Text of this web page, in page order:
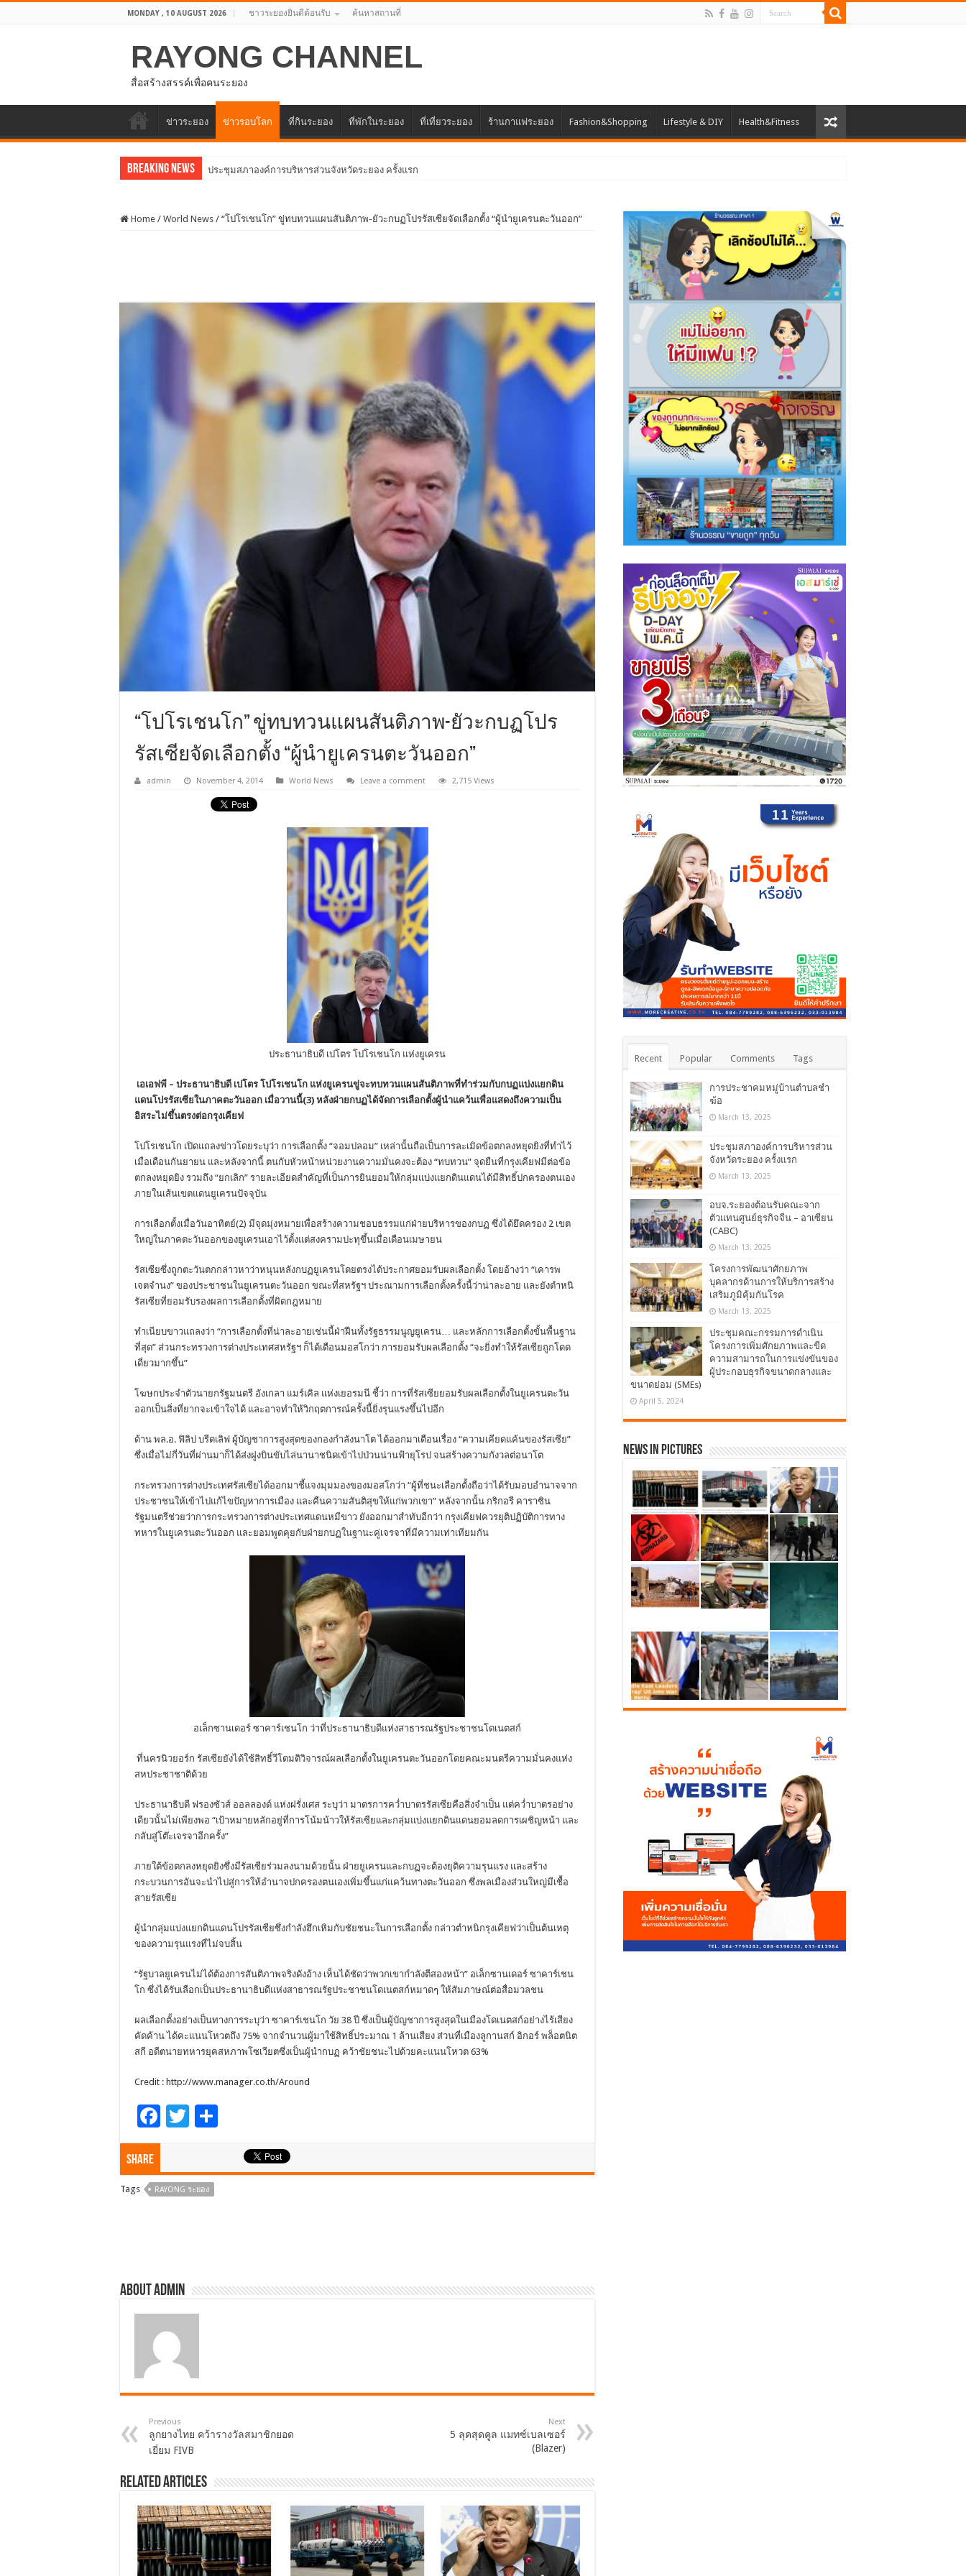
MONDAY , 10 AUGUST 2026 ชาวระยองยินดีต้อนรับ ค้นหาสถานที่
RAYONG CHANNEL
สื่อสร้างสรรค์เพื่อคนระยอง
ข่าวระยอง ข่าวรอบโลก ที่กินระยอง ที่พักในระยอง ที่เที่ยวระยอง ร้านกาแฟระยอง Fashion&Shopping Lifestyle & DIY Health&Fitness
Breaking News อบจ.ระยองต้อนรับคณะจากตัวแท
Home / World News / “โปโรเชนโก” ขู่ทบทวนแผนสันติภาพ-ยัวะกบฏโปรรัสเซียจัดเลือกตั้ง “ผู้นำยูเครนตะวันออก”
“โปโรเชนโก” ขู่ทบทวนแผนสันติภาพ-ยัวะกบฏโปร
รัสเซียจัดเลือกตั้ง “ผู้นำยูเครนตะวันออก”
admin November 4, 2014 World News Leave a comment 2,715 Views
ประธานาธิบดี เปโตร โปโรเชนโก แห่งยูเครน
เอเอฟพี – ประธานาธิบดี เปโตร โปโรเชนโก แห่งยูเครนขู่จะทบทวนแผนสันติภาพที่ทำร่วมกับกบฏแบ่งแยกดิน
แดนโปรรัสเซียในภาคตะวันออก เมื่อวานนี้(3) หลังฝ่ายกบฏได้จัดการเลือกตั้งผู้นำแคว้นเพื่อแสดงถึงความเป็น
อิสระไม่ขึ้นตรงต่อกรุงเคียฟ
โปโรเชนโก เปิดแถลงข่าวโดยระบุว่า การเลือกตั้ง “จอมปลอม” เหล่านั้นถือเป็นการละเมิดข้อตกลงหยุดยิงที่ทำไว้
เมื่อเดือนกันยายน และหลังจากนี้ ตนกับหัวหน้าหน่วยงานความมั่นคงจะต้อง “ทบทวน” จุดยืนที่กรุงเคียฟมีต่อข้อ
ตกลงหยุดยิง รวมถึง “ยกเลิก” รายละเอียดสำคัญที่เป็นการยินยอมให้กลุ่มแบ่งแยกดินแดนได้มีสิทธิ์ปกครองตนเอง
ภายในเส้นเขตแดนยูเครนปัจจุบัน
การเลือกตั้งเมื่อวันอาทิตย์(2) มีจุดมุ่งหมายเพื่อสร้างความชอบธรรมแก่ฝ่ายบริหารของกบฏ ซึ่งได้ยึดครอง 2 เขต
ใหญ่ในภาคตะวันออกของยูเครนเอาไว้ตั้งแต่สงครามปะทุขึ้นเมื่อเดือนเมษายน
รัสเซียซึ่งถูกตะวันตกกล่าวหาว่าหนุนหลังกบฏยูเครนโดยตรงได้ประกาศยอมรับผลเลือกตั้ง โดยอ้างว่า “เคารพ
เจตจำนง” ของประชาชนในยูเครนตะวันออก ขณะที่สหรัฐฯ ประณามการเลือกตั้งครั้งนี้ว่าน่าละอาย และยังตำหนิ
รัสเซียที่ยอมรับรองผลการเลือกตั้งที่ผิดกฎหมาย
ทำเนียบขาวแถลงว่า “การเลือกตั้งที่น่าละอายเช่นนี้ฝ่าฝืนทั้งรัฐธรรมนูญยูเครน… และหลักการเลือกตั้งขั้นพื้นฐาน
ที่สุด” ส่วนกระทรวงการต่างประเทศสหรัฐฯ ก็ได้เตือนมอสโกว่า การยอมรับผลเลือกตั้ง “จะยิ่งทำให้รัสเซียถูกโดด
เดี่ยวมากขึ้น”
โฆษกประจำตัวนายกรัฐมนตรี อังเกลา แมร์เคิล แห่งเยอรมนี ชี้ว่า การที่รัสเซียยอมรับผลเลือกตั้งในยูเครนตะวัน
ออกเป็นสิ่งที่ยากจะเข้าใจได้ และอาจทำให้วิกฤตการณ์ครั้งนี้ยิ่งรุนแรงขึ้นไปอีก
ด้าน พล.อ. ฟิลิป บรีดเลิฟ ผู้บัญชาการสูงสุดของกองกำลังนาโต ได้ออกมาเตือนเรื่อง “ความเคียดแค้นของรัสเซีย”
ซึ่งเมื่อไม่กี่วันที่ผ่านมาก็ได้ส่งฝูงบินขับไล่นานาชนิดเข้าไปป่วนน่านฟ้ายุโรป จนสร้างความกังวลต่อนาโต
กระทรวงการต่างประเทศรัสเซียได้ออกมาชี้แจงมุมมองของมอสโกว่า “ผู้ที่ชนะเลือกตั้งถือว่าได้รับมอบอำนาจจาก
ประชาชนให้เข้าไปแก้ไขปัญหาการเมือง และคืนความสันติสุขให้แก่พวกเขา” หลังจากนั้น กริกอรี คาราซิน
รัฐมนตรีช่วยว่าการกระทรวงการต่างประเทศแดนหมีขาว ยังออกมาสำทับอีกว่า กรุงเคียฟควรยุติปฏิบัติการทาง
ทหารในยูเครนตะวันออก และยอมพูดคุยกับฝ่ายกบฏในฐานะคู่เจรจาที่มีความเท่าเทียมกัน
อเล็กซานเดอร์ ซาคาร์เชนโก ว่าที่ประธานาธิบดีแห่งสาธารณรัฐประชาชนโดเนตสก์
ที่นครนิวยอร์ก รัสเซียยังได้ใช้สิทธิ์วีโตมติวิจารณ์ผลเลือกตั้งในยูเครนตะวันออกโดยคณะมนตรีความมั่นคงแห่ง
สหประชาชาติด้วย
ประธานาธิบดี ฟรองซัวส์ ออลลองด์ แห่งฝรั่งเศส ระบุว่า มาตรการคว่ำบาตรรัสเซียคือสิ่งจำเป็น แต่คว่ำบาตรอย่าง
เดียวนั้นไม่เพียงพอ “เป้าหมายหลักอยู่ที่การโน้มน้าวให้รัสเซียและกลุ่มแบ่งแยกดินแดนยอมลดการเผชิญหน้า และ
กลับสู่โต๊ะเจรจาอีกครั้ง”
ภายใต้ข้อตกลงหยุดยิงซึ่งมีรัสเซียร่วมลงนามด้วยนั้น ฝ่ายยูเครนและกบฏจะต้องยุติความรุนแรง และสร้าง
กระบวนการอันจะนำไปสู่การให้อำนาจปกครองตนเองเพิ่มขึ้นแก่แคว้นทางตะวันออก ซึ่งพลเมืองส่วนใหญ่มีเชื้อ
สายรัสเซีย
ผู้นำกลุ่มแบ่งแยกดินแดนโปรรัสเซียซึ่งกำลังฮึกเหิมกับชัยชนะในการเลือกตั้ง กล่าวตำหนิกรุงเคียฟว่าเป็นต้นเหตุ
ของความรุนแรงที่ไม่จบสิ้น
“รัฐบาลยูเครนไม่ได้ต้องการสันติภาพจริงดังอ้าง เห็นได้ชัดว่าพวกเขากำลังตีสองหน้า” อเล็กซานเดอร์ ซาคาร์เชน
โก ซึ่งได้รับเลือกเป็นประธานาธิบดีแห่งสาธารณรัฐประชาชนโดเนตสก์หมาดๆ ให้สัมภาษณ์ต่อสื่อมวลชน
ผลเลือกตั้งอย่างเป็นทางการระบุว่า ซาคาร์เชนโก วัย 38 ปี ซึ่งเป็นผู้บัญชาการสูงสุดในเมืองโดเนตสก์อย่างไร้เสียง
คัดค้าน ได้คะแนนโหวตถึง 75% จากจำนวนผู้มาใช้สิทธิ์ประมาณ 1 ล้านเสียง ส่วนที่เมืองลูกานสก์ อิกอร์ พล็อตนิต
สกี อดีตนายทหารยุคสหภาพโซเวียตซึ่งเป็นผู้นำกบฏ คว้าชัยชนะไปด้วยคะแนนโหวต 63%
Credit : http://www.manager.co.th/Around
F
b
T
er
Share
Tags RAYONG ระยอง
About admin
Previous
ลูกยางไทย คว้ารางวัลสมาชิกยอด
เยี่ยม FIVB
Next
5 ลุคสุดคูล แมทซ์เบลเซอร์
(Blazer)
Related Articles
Recent Popular Comments Tags
การประชาคมหมู่บ้านตำบลชำ
ฆ้อ
March 13, 2025
ประชุมสภาองค์การบริหารส่วน
จังหวัดระยอง ครั้งแรก
March 13, 2025
อบจ.ระยองต้อนรับคณะจาก
ตัวแทนศูนย์ธุรกิจจีน – อาเซียน
(CABC)
March 13, 2025
โครงการพัฒนาศักยภาพ
บุคลากรด้านการให้บริการสร้าง
เสริมภูมิคุ้มกันโรค
March 13, 2025
ประชุมคณะกรรมการดำเนิน
โครงการเพิ่มศักยภาพและขีด
ความสามารถในการแข่งขันของ
ผู้ประกอบธุรกิจขนาดกลางและ
ขนาดย่อม (SMEs)
April 5, 2024
News in Pictures